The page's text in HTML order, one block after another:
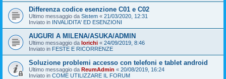
Differenza codice esenzione C01 e C02
Ultimo messaggio da Sistem « 21/03/2020, 12:31
Inviato in INVALIDITA' ED ESENZIONI
AUGURI A MILENA/ASUKA/ADMIN
Ultimo messaggio da lorichi « 24/09/2019, 8:46
Inviato in FESTE E RICORRENZE
Soluzione problemi accesso con telefoni e tablet android
Ultimo messaggio da ReumAdmin « 20/08/2019, 16:24
Inviato in COME UTILIZZARE IL FORUM